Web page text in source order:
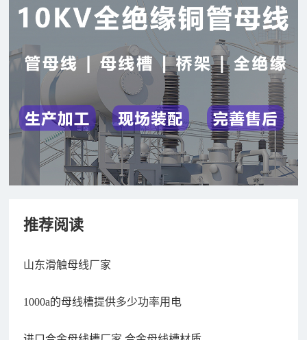
推荐阅读
山东滑触母线厂家
1000a的母线槽提供多少功率用电